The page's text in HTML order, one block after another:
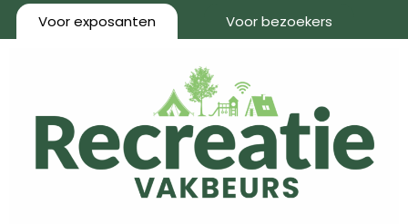
Voor exposanten Voor bezoekers